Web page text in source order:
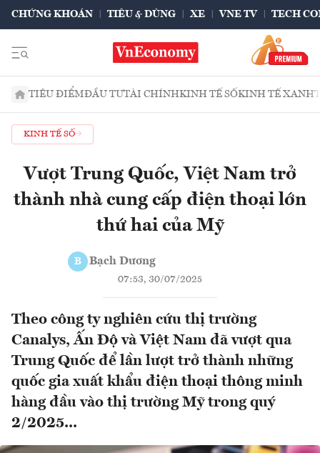
CHỨNG KHOÁN TIÊU & DÙNG XE VNE TV TECH
TIÊU ĐIỂMĐẦU TƯTÀI CHÍNHKINH TẾ SỐKINH TẾ XANH
KINH TẾ SỐ
Vượt Trung Quốc, Việt Nam trở
thành nhà cung cấp điện thoại lớn
thứ hai của Mỹ
B Bạch Dương
07:53, 30/07/2025
Theo công ty nghiên cứu thị trường
Canalys, Ấn Độ và Việt Nam đã vượt qua
Trung Quốc để lần lượt trở thành những
quốc gia xuất khẩu điện thoại thông minh
hàng đầu vào thị trường Mỹ trong quý
2/2025...